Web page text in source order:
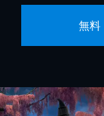
無料